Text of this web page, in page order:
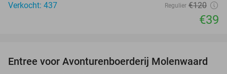
Verkocht: 437
Regulier €120
€39
27%
Entree voor Avonturenboerderij Molenwaard